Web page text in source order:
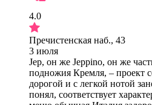
4.0
Пречистенская наб., 43
3 июля
Jep, он же Jeppino, он же
подножия Кремля, – проект
дорогой и с легкой нотой
понял, соответствует